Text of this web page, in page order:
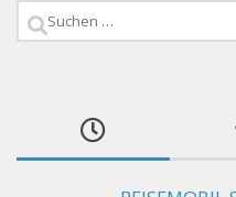
Suchen